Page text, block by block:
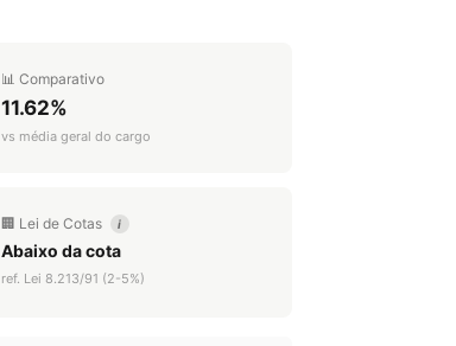
📊 Comparativo
11.62%
vs média geral do cargo
🏢 Lei de Cotas i
Abaixo da cota
ref. Lei 8.213/91 (2-5%)